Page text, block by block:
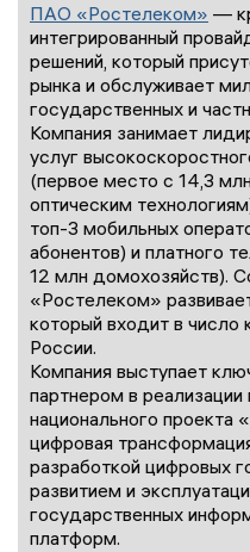
ПАО «Ростелеком» —
интегрированный
решений, который
рынка и обслуживает
государственных и
Компания занимает
услуг
(первое место с 14,3
оптическим
топ-3 мобильных
абонентов) и платного
12 млн домохозяйств).
«Ростелеком»
который входит в число
России.
Компания выступает
партнером в реализации
национального проекта
цифровая
разработкой цифровых
развитием и
государственных
платформ.